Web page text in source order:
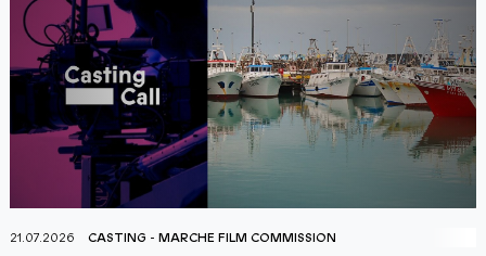
21.07.2026 CASTING - MARCHE FILM COMMISSION